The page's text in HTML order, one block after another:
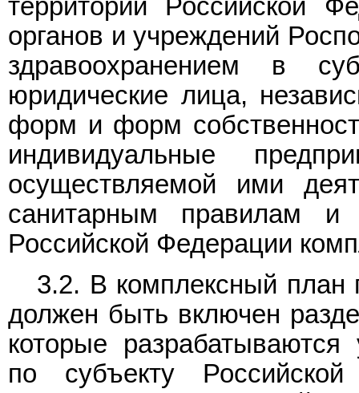
территории Российской
органов и учреждений
здравоохранением в
юридические лица,
форм и форм
индивидуальные
осуществляемой ими
санитарным правилам и
Российской Федерации
3.2. В комплексный план
должен быть включен
которые разрабатываются
по субъекту